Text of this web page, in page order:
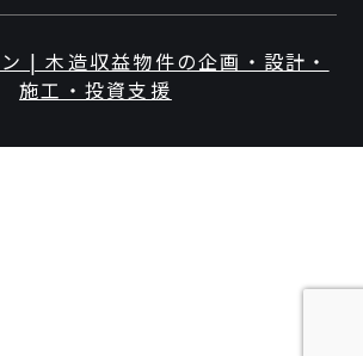
| 木造収益物件の企画・設計・
施工・投資支援